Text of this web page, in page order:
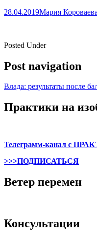
28.04.2019Мария Короваева
Posted Under
Post navigation
Влада: результаты после
Практики на
Телеграмм-канал с
>>>ПОДПИСАТЬСЯ
Ветер перемен
Консультации